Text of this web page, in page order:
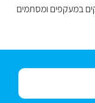
במעקפים ומסתמים